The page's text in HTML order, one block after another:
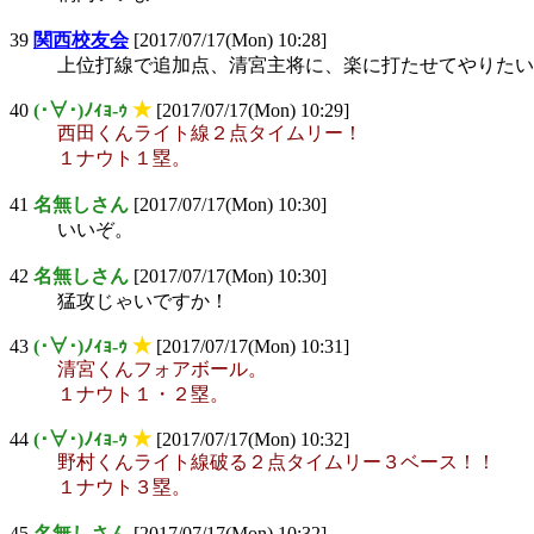
39 関西校友会[2017/07/17(Mon) 10:28]
上位打線で追加点、清宮主将に、楽に打たせてやりた
40 (･∀･)ﾉｨｮ-ｩ ★ [2017/07/17(Mon) 10:29]
西田くんライト線２点タイムリー！
１ナウト１塁。
41 名無しさん [2017/07/17(Mon) 10:30]
いいぞ。
42 名無しさん [2017/07/17(Mon) 10:30]
猛攻じゃいですか！
43 (･∀･)ﾉｨｮ-ｩ ★ [2017/07/17(Mon) 10:31]
清宮くんフォアボール。
１ナウト１・２塁。
44 (･∀･)ﾉｨｮ-ｩ ★ [2017/07/17(Mon) 10:32]
野村くんライト線破る２点タイムリー３ベース！！
１ナウト３塁。